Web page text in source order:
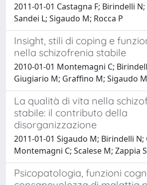
2011-01-01 Castagna F; Birindelli
Sandei L; Sigaudo M; Rocca P
Insight, stili di coping e
nella schizofrenia stabile
2010-01-01 Montemagni C;
Giugiario M; Graffino M; Sigaudo
La qualità di vita nella
stabile: il contributo della
disorganizzazione
2011-01-01 Sigaudo M; Birindelli
Montemagni C; Scalese M; Zappia
Psicopatologia, funzioni